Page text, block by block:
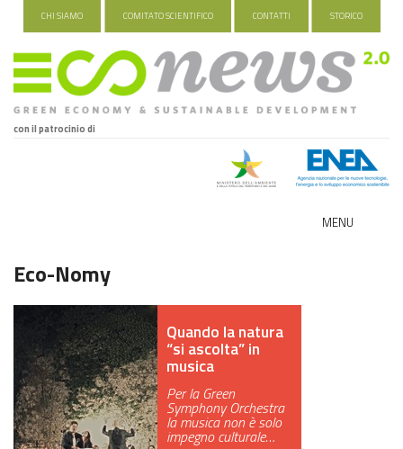
CHI SIAMO COMITATO SCIENTIFICO CONTATTI STORICO
con il patrocinio di
MENU
INDUSTRIA VERDE
FOOD&TRAVEL
HEALTH&WELLNESS
GREEN TECH
Eco-Nomy
Quando la natura
“si ascolta” in
musica
Per la Green
Symphony Orchestra
la musica non è solo
impegno culturale…